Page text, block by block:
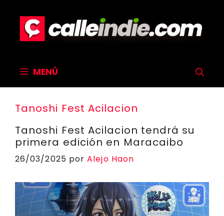
contenido
MENÚ
Tanoshi Fest Acilacion
Tanoshi Fest Acilacion tendrá su
primera edición en Maracaibo
26/03/2025 porAlejo Haon